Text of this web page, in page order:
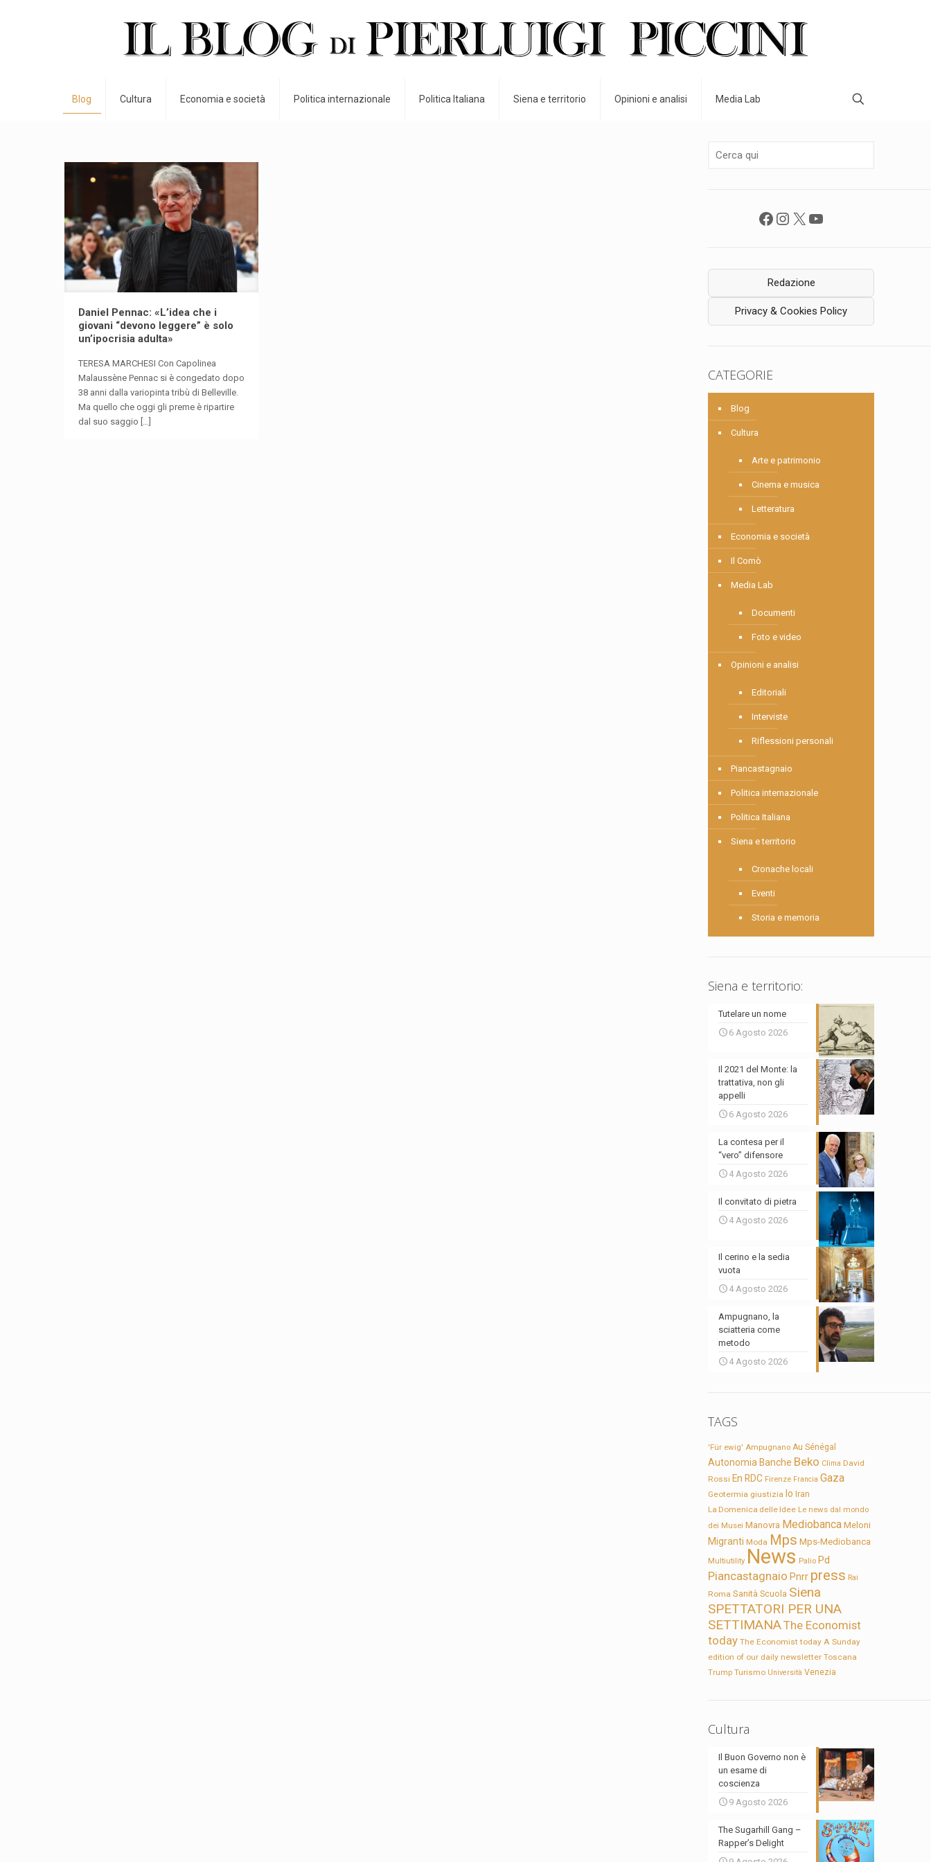
Blog Cultura Economia e società Politica internazionale Politica Italiana Siena e territorio Opinioni e analisi Media Lab
Daniel Pennac: «L’idea che i
giovani “devono leggere” è solo
un’ipocrisia adulta»
TERESA MARCHESI Con Capolinea
Malaussène Pennac si è congedato dopo
38 anni dalla variopinta tribù di Belleville.
Ma quello che oggi gli preme è ripartire
dal suo saggio […]
Facebook
Instagram
X YouTube
Redazione
Privacy & Cookies Policy
CATEGORIE
Blog
Cultura
Arte e patrimonio
Cinema e musica
Letteratura
Economia e società
Il Comò
Media Lab
Documenti
Foto e video
Opinioni e analisi
Editoriali
Interviste
Riflessioni personali
Piancastagnaio
Politica internazionale
Politica Italiana
Siena e territorio
Cronache locali
Eventi
Storia e memoria
Siena e territorio:
Tutelare un nome
6 Agosto 2026
Il 2021 del Monte: la
trattativa, non gli
appelli
6 Agosto 2026
La contesa per il
“vero” difensore
4 Agosto 2026
Il convitato di pietra
4 Agosto 2026
Il cerino e la sedia
vuota
4 Agosto 2026
Ampugnano, la
sciatteria come
metodo
4 Agosto 2026
TAGS
'Für ewig' Ampugnano Au Sénégal
Autonomia Banche Beko Clima David
Rossi En RDC Firenze Francia Gaza
Geotermia giustizia Io Iran
La Domenica delle Idee Le news dal mondo
dei Musei Manovra Mediobanca Meloni
Migranti Moda Mps Mps-Mediobanca
Multiutility News Palio Pd
Piancastagnaio Pnrr press Rai
Roma Sanità Scuola Siena
SPETTATORI PER UNA
SETTIMANAThe Economist
today The Economist today A Sunday
edition of our daily newsletter Toscana
Trump Turismo Università Venezia
Cultura
Il Buon Governo non è
un esame di
coscienza
9 Agosto 2026
The Sugarhill Gang –
Rapper’s Delight